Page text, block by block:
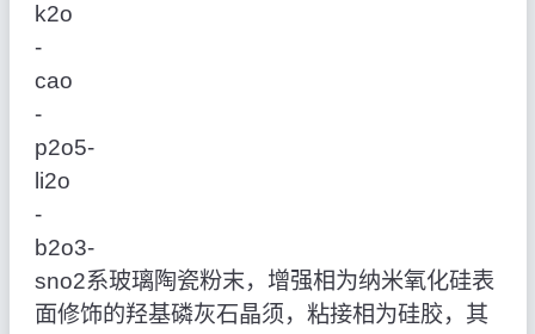
k2o
‑
cao
‑
p2o5‑
li2o
‑
b2o3‑
sno2系玻璃陶瓷粉末，增强相为纳米氧化硅表
面修饰的羟基磷灰石晶须，粘接相为硅胶，其